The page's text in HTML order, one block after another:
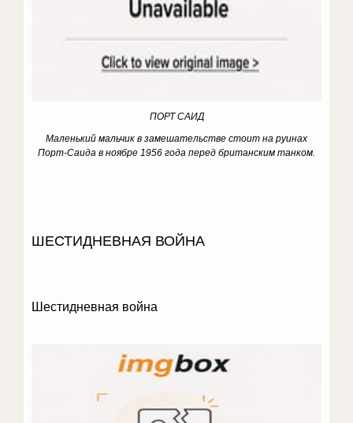
ПОРТ САИД
Маленький мальчик в замешательстве стоит на руинах
Порт-Саида в ноябре 1956 года перед британским танком.
ШЕСТИДНЕВНАЯ ВОЙНА
Шестидневная война